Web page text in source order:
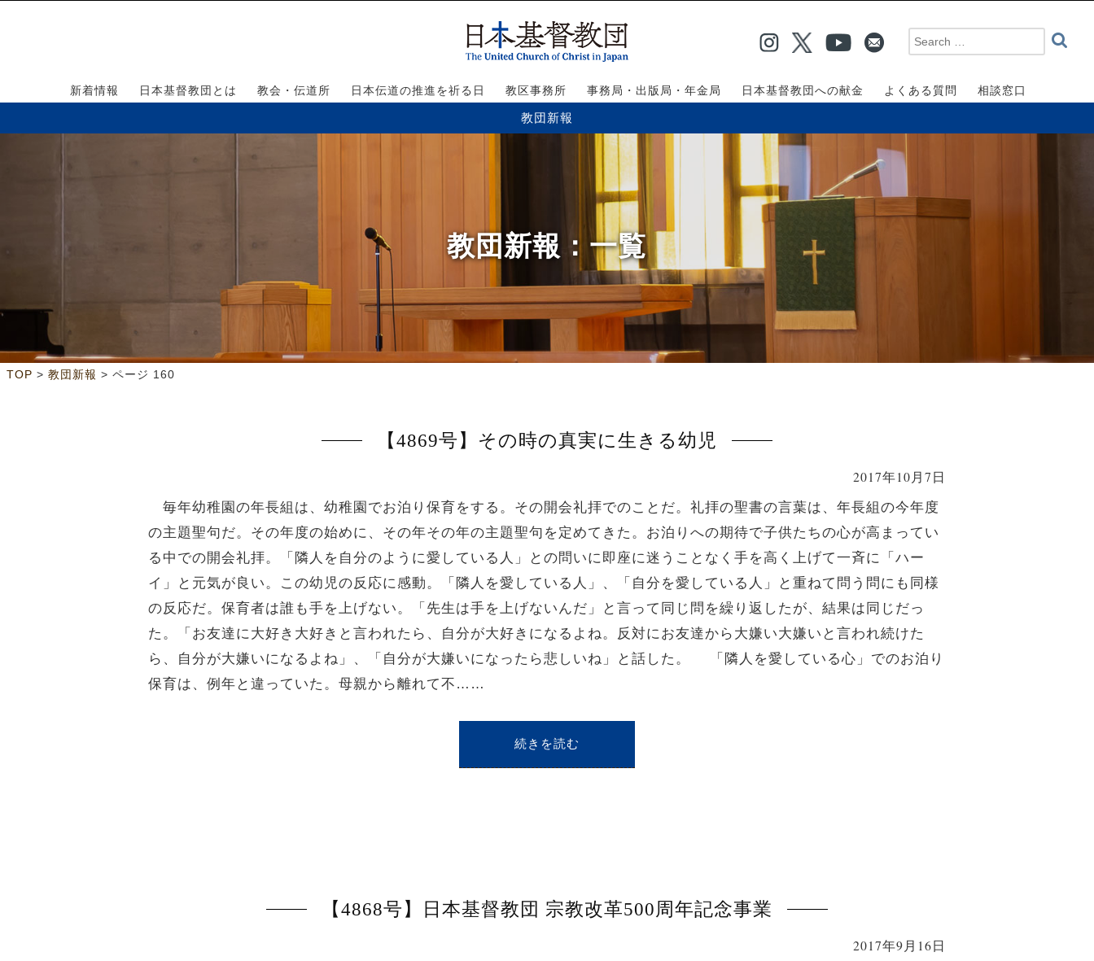
新着情報 日本基督教団とは 教会・伝道所 日本伝道の推進を祈る日 教区事務所 事務局・出版局・年金局 日本基督教団への献金 よくある質問 相談窓口
教団新報
教団新報 ：一覧
TOP > 教団新報 > ページ 160
【4869号】その時の真実に生きる幼児
2017年10月7日
毎年幼稚園の年長組は、幼稚園でお泊り保育をする。その開会礼拝でのことだ。礼拝の聖書の言葉は、年長組の今年度
の主題聖句だ。その年度の始めに、その年その年の主題聖句を定めてきた。お泊りへの期待で子供たちの心が高まってい
る中での開会礼拝。「隣人を自分のように愛している人」との問いに即座に迷うことなく手を高く上げて一斉に「ハー
イ」と元気が良い。この幼児の反応に感動。「隣人を愛している人」、「自分を愛している人」と重ねて問う問にも同様
の反応だ。保育者は誰も手を上げない。「先生は手を上げないんだ」と言って同じ問を繰り返したが、結果は同じだっ
た。「お友達に大好き大好きと言われたら、自分が大好きになるよね。反対にお友達から大嫌い大嫌いと言われ続けた
ら、自分が大嫌いになるよね」、「自分が大嫌いになったら悲しいね」と話した。 「隣人を愛している心」でのお泊り
保育は、例年と違っていた。母親から離れて不……
続きを読む
【4868号】日本基督教団 宗教改革500周年記念事業
2017年9月16日